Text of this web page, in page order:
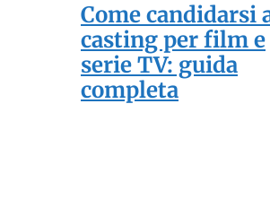
Come candidarsi
casting per film e
serie TV: guida
completa